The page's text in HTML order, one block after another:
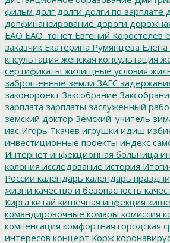
фильм долг долги долги по зарплате
допфинансирование дороги
ЕАО ЕАО_тонет Евгений Коростелев
заказчик Екатерина Румянцева Елена
кнсультация женская консультация
сертификаты жилищные условия
заброшенные земли ЗАГС
законороект Заксобрание
зарплата зарплаты заслуженный
земский доктор Земский_учитель
ивс Игорь Ткачев игрушки идиш
инвестиционные проекты индекс
Интернет инфекционная больница
колония исследование история
России календарь календарь
жизни качество и безопасность
Кирга китай кишечная инфекция
командировочные комары комиссия
компенсация комфортная городская
интересов концерт Корж